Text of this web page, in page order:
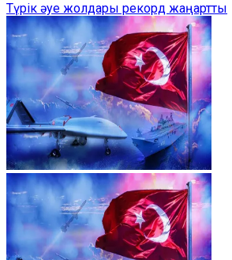
Түрік әуе жолдары рекорд жаңартты